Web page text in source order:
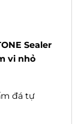
Sealer
vi nhỏ
đá tự